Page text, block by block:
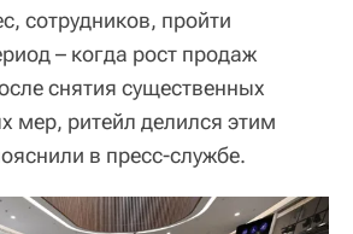
сотрудников, пройти
– когда рост продаж
снятия существенных
мер, ритейл делился этим
в пресс-службе.